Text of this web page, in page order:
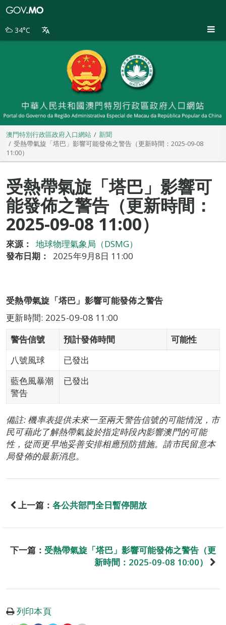
別
34°C
澳門特別行政區政府入口網站
新聞
受熱帶氣旋「塔巴」影響可能發佈之警告（更新時間：2025-09-08
11:00）
受熱帶氣旋「塔巴」影響可
能發佈之警告（更新時間：
2025-09-08 11:00）
來源：
地球物理氣象局（DSMG）
發布日期：
2025年9月8日 11:00
受熱帶氣旋「塔巴」影響可能發佈之警告
更新時間: 2025-09-08 11:00
警告信號
預計發佈時間
可能性
八號風球
已發出
藍色風暴潮
警告
已發出
備註: 機率表提供未來一至兩天警告信號的可能情況，市
民可藉此了解熱帶氣旋於指定時段內影響澳門的可能
性，從而更早地妥善安排相應預防措施。請市民留意本
局發佈的最新消息。
上一篇： 各公共部門全日暫停開放
下一篇： 受熱帶氣旋「塔巴」影響可能發佈之警告（更
新時間：2025-09-08 10:00）
列印本頁